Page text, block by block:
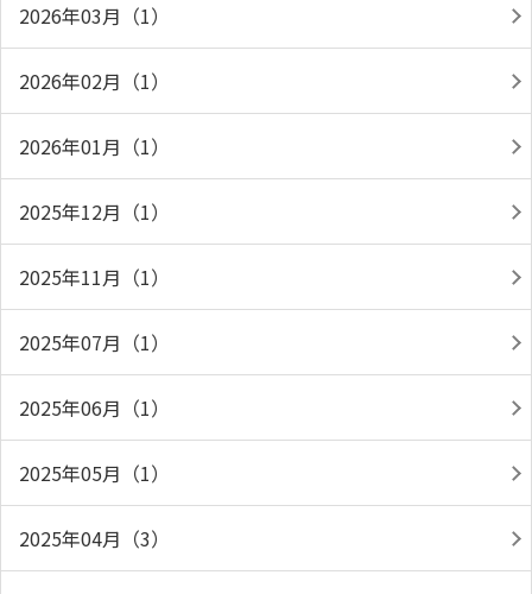
2026年03月（1）
2026年02月（1）
2026年01月（1）
2025年12月（1）
2025年11月（1）
2025年07月（1）
2025年06月（1）
2025年05月（1）
2025年04月（3）